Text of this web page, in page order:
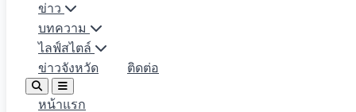
ข่าว
บทความ
ไลฟ์สไตล์
ข่าวจังหวัด
ติดต่อ
หน้าแรก